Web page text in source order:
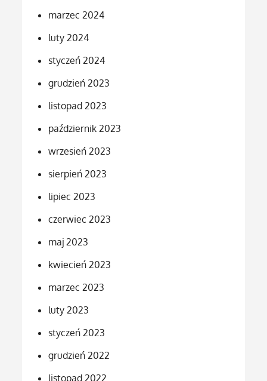
marzec 2024
luty 2024
styczeń 2024
grudzień 2023
listopad 2023
październik 2023
wrzesień 2023
sierpień 2023
lipiec 2023
czerwiec 2023
maj 2023
kwiecień 2023
marzec 2023
luty 2023
styczeń 2023
grudzień 2022
listopad 2022